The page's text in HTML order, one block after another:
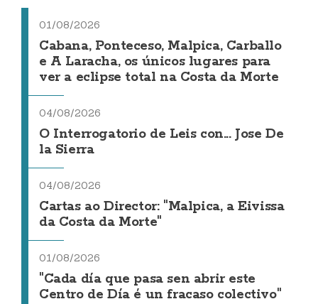
01/08/2026
Cabana, Ponteceso, Malpica, Carballo
e A Laracha, os únicos lugares para
ver a eclipse total na Costa da Morte
04/08/2026
O Interrogatorio de Leis con... Jose De
la Sierra
04/08/2026
Cartas ao Director: "Malpica, a Eivissa
da Costa da Morte"
01/08/2026
"Cada día que pasa sen abrir este
Centro de Día é un fracaso colectivo"